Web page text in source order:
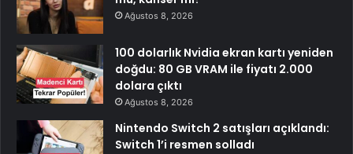
Ağustos 8, 2026
100 dolarlık Nvidia ekran kartı yeniden
doğdu: 80 GB VRAM ile fiyatı 2.000
dolara çıktı
Ağustos 8, 2026
Nintendo Switch 2 satışları açıklandı:
Switch 1’i resmen solladı